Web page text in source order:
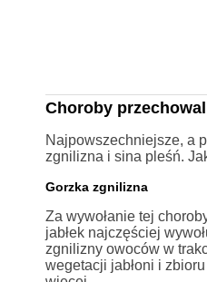
Choroby
Najpowszechniejsze, a
zgnilizna i sina pleśń.
Gorzka zgnilizna
Za wywołanie tej
jabłek najczęściej
zgnilizny owoców w
wegetacji jabłoni i